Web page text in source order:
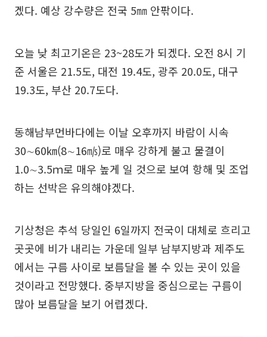
겠다. 예상 강수량은 전국 5㎜ 안팎이다.
오늘 낮 최고기온은 23~28도가 되겠다. 오전 8시 기
준 서울은 21.5도, 대전 19.4도, 광주 20.0도, 대구
19.3도, 부산 20.7도다.
동해남부먼바다에는 이날 오후까지 바람이 시속
30∼60㎞(8∼16㎧)로 매우 강하게 불고 물결이
1.0∼3.5ｍ로 매우 높게 일 것으로 보여 항해 및 조업
하는 선박은 유의해야겠다.
기상청은 추석 당일인 6일까지 전국이 대체로 흐리고
곳곳에 비가 내리는 가운데 일부 남부지방과 제주도
에서는 구름 사이로 보름달을 볼 수 있는 곳이 있을
것이라고 전망했다. 중부지방을 중심으로는 구름이
많아 보름달을 보기 어렵겠다.